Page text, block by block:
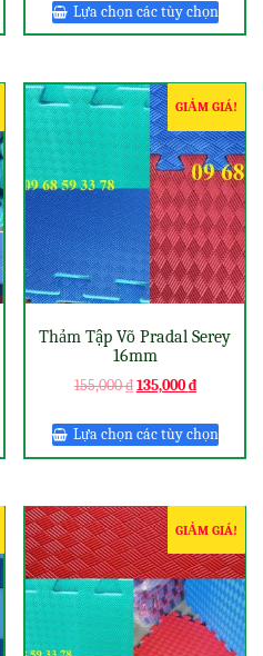
Lựa chọn các tùy chọn
GIẢM GIÁ!
Thảm Tập Võ Pradal Serey
16mm
155,000₫135,000₫
Lựa chọn các tùy chọn
GIẢM GIÁ!